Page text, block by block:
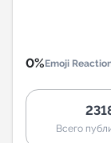
0%Emoji
Всего